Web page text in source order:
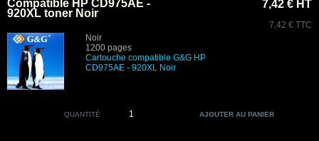
Compatible HP CD975AE -
920XL toner Noir
Noir
1200 pages
Cartouche compatible G&G HP
CD975AE - 920XL Noir
7,42 € HT
7,42 € TTC
QUANTITÉ